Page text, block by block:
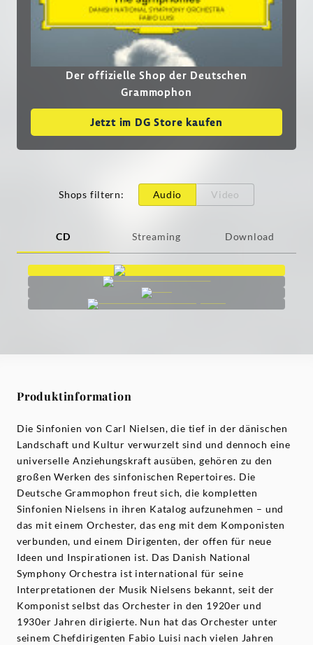
Der offizielle Shop der Deutschen
Grammophon
Jetzt im DG Store kaufen
Shops filtern: Audio Video
CD Streaming Download
Produktinformation
Die Sinfonien von Carl Nielsen, die tief in der dänischen
Landschaft und Kultur verwurzelt sind und dennoch eine
universelle Anziehungskraft ausüben, gehören zu den
großen Werken des sinfonischen Repertoires. Die
Deutsche Grammophon freut sich, die kompletten
Sinfonien Nielsens in ihren Katalog aufzunehmen – und
das mit einem Orchester, das eng mit dem Komponisten
verbunden, und einem Dirigenten, der offen für neue
Ideen und Inspirationen ist. Das Danish National
Symphony Orchestra ist international für seine
Interpretationen der Musik Nielsens bekannt, seit der
Komponist selbst das Orchester in den 1920er und
1930er Jahren dirigierte. Nun hat das Orchester unter
seinem Chefdirigenten Fabio Luisi nach vielen Jahren